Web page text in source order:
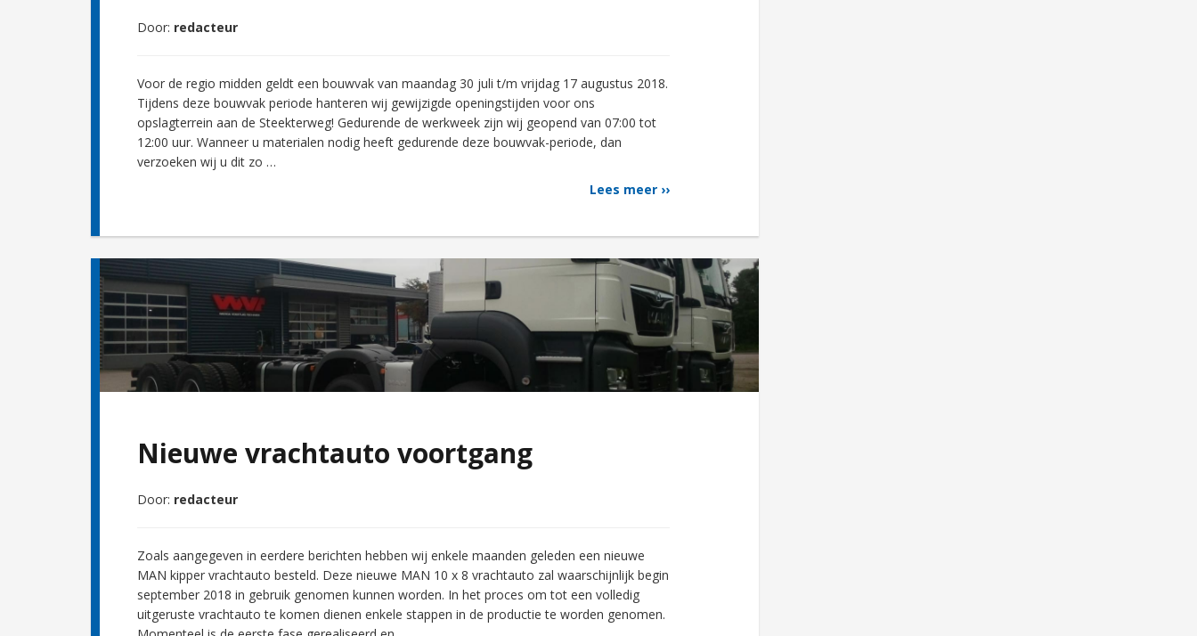
Door: redacteur
Voor de regio midden geldt een bouwvak van maandag 30 juli t/m vrijdag 17 augustus 2018.
Tijdens deze bouwvak periode hanteren wij gewijzigde openingstijden voor ons
opslagterrein aan de Steekterweg! Gedurende de werkweek zijn wij geopend van 07:00 tot
12:00 uur. Wanneer u materialen nodig heeft gedurende deze bouwvak-periode, dan
verzoeken wij u dit zo …
Lees meer ››
Nieuwe vrachtauto voortgang
Door: redacteur
Zoals aangegeven in eerdere berichten hebben wij enkele maanden geleden een nieuwe
MAN kipper vrachtauto besteld. Deze nieuwe MAN 10 x 8 vrachtauto zal waarschijnlijk begin
september 2018 in gebruik genomen kunnen worden. In het proces om tot een volledig
uitgeruste vrachtauto te komen dienen enkele stappen in de productie te worden genomen.